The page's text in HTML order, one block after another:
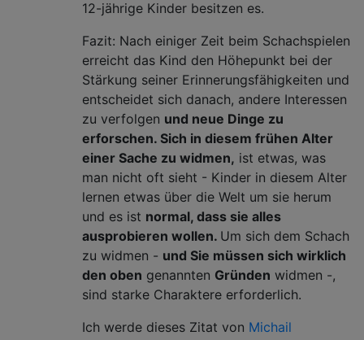
12-jährige Kinder besitzen es.
Fazit: Nach einiger Zeit beim Schachspielen
erreicht das Kind den Höhepunkt bei der
Stärkung seiner Erinnerungsfähigkeiten und
entscheidet sich danach, andere Interessen
zu verfolgen und neue Dinge zu
erforschen. Sich in diesem frühen Alter
einer Sache zu widmen, ist etwas, was
man nicht oft sieht - Kinder in diesem Alter
lernen etwas über die Welt um sie herum
und es ist normal, dass sie alles
ausprobieren wollen. Um sich dem Schach
zu widmen - und Sie müssen sich wirklich
den oben genannten Gründen widmen -,
sind starke Charaktere erforderlich.
Ich werde dieses Zitat von Michail